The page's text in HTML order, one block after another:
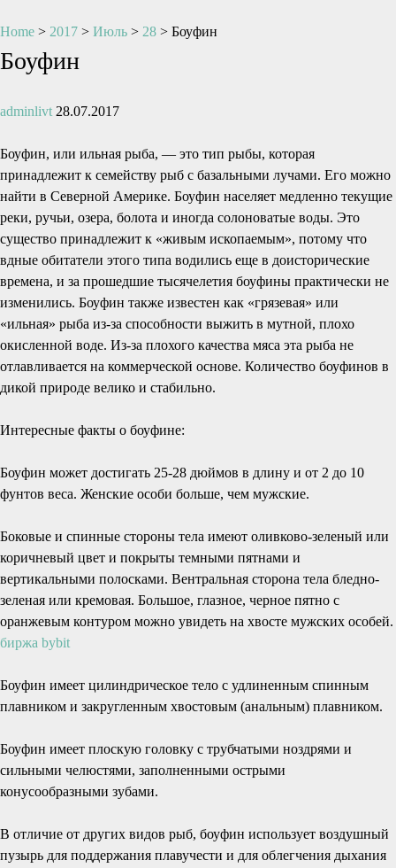
Home > 2017 > Июль > 28 > Боуфин
Боуфин
adminlivt 28.07.2017
Боуфин, или ильная рыба, — это тип рыбы, которая
принадлежит к семейству рыб с базальными лучами. Его можно
найти в Северной Америке. Боуфин населяет медленно текущие
реки, ручьи, озера, болота и иногда солоноватые воды. Это
существо принадлежит к «живым ископаемым», потому что
вдные обитатели этого типа водились еще в доисторические
времена, и за прошедшие тысячелетия боуфины практически не
изменились. Боуфин также известен как «грязевая» или
«ильная» рыба из-за способности выжить в мутной, плохо
окисленной воде. Из-за плохого качества мяса эта рыба не
отлавливается на коммерческой основе. Количество боуфинов в
дикой природе велико и стабильно.
Интересные факты о боуфине:
Боуфин может достигать 25-28 дюймов в длину и от 2 до 10
фунтов веса. Женские особи больше, чем мужские.
Боковые и спинные стороны тела имеют оливково-зеленый или
коричневый цвет и покрыты темными пятнами и
вертикальными полосками. Вентральная сторона тела бледно-
зеленая или кремовая. Большое, глазное, черное пятно с
оранжевым контуром можно увидеть на хвосте мужских особей.
биржа bybit
Боуфин имеет цилиндрическое тело с удлиненным спинным
плавником и закругленным хвостовым (анальным) плавником.
Боуфин имеет плоскую головку с трубчатыми ноздрями и
сильными челюстями, заполненными острыми
конусообразными зубами.
В отличие от других видов рыб, боуфин использует воздушный
пузырь для поддержания плавучести и для облегчения дыхания